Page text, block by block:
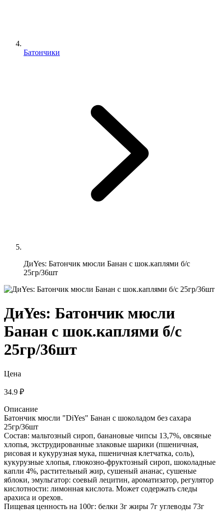
Батончики
ДиYes: Батончик мюсли Банан с шок.каплями б/с
25гр/36шт
ДиYes: Батончик мюсли
Банан с шок.каплями б/с
25гр/36шт
Цена
34.9 ₽
Описание
Батончик мюсли "DiYes" Банан с шоколадом без сахара
25гр/36шт
Состав: мальтозный сироп, банановые чипсы 13,7%, овсяные
хлопья, экструдированные злаковые шарики (пшеничная,
рисовая и кукурузная мука, пшеничная клетчатка, соль),
кукурузные хлопья, глюкозно-фруктозный сироп, шоколадные
капли 4%, растительный жир, сушеный ананас, сушеные
яблоки, эмульгатор: соевый лецитин, ароматизатор, регулятор
кислотности: лимонная кислота. Может содержать следы
арахиса и орехов.
Пищевая ценность на 100г: белки 3г жиры 7г углеводы 73г